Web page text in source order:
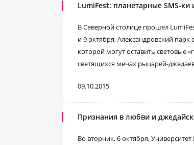
LumiFest: планетарные SMS-ки
В Северной столице прошел
и 9 октября, Александровский парк
которой могут оставить световые
светящихся мечах рыцарей-
09.10.2015
Признания в любви и
Во вторник, 6 октября,